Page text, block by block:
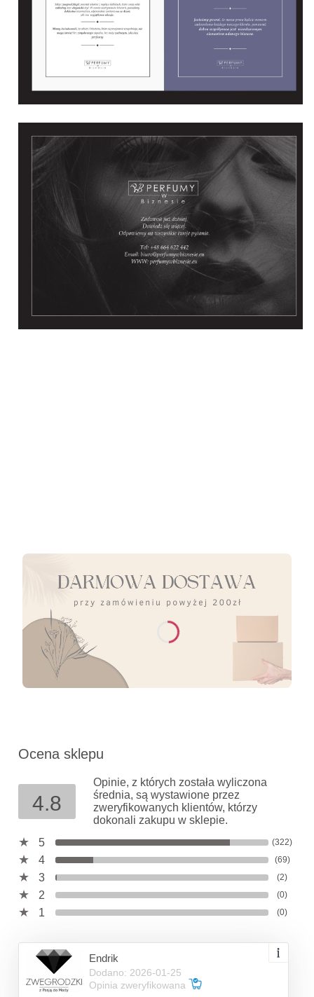
Ocena sklepu
4.8
Opinie, z których została wyliczona
średnia, są wystawione przez
zweryfikowanych klientów, którzy
dokonali zakupu w sklepie.
5
(322)
4 (69)
3 (2)
2 (0)
1 (0)
Endrik
Dodano: 2026-01-25
Opinia zweryfikowana